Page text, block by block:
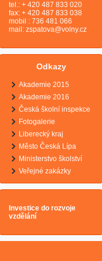
tel.: + 420 487 833 020
fax: + 420 487 833 038
mobil : 736 481 066
mail: zspatova@volny.cz
Odkazy
Akademie 2015
Akademie 2016
Česká školní inspekce
Fotogalerie
Liberecký kraj
Město Česká Lípa
Ministerstvo školství
Veřejné zakázky
Investice do rozvoje
vzdělání